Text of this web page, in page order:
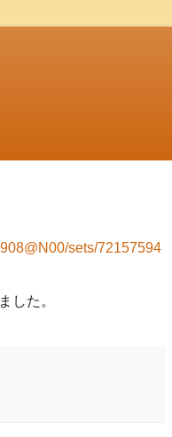
sets/72157594
した。